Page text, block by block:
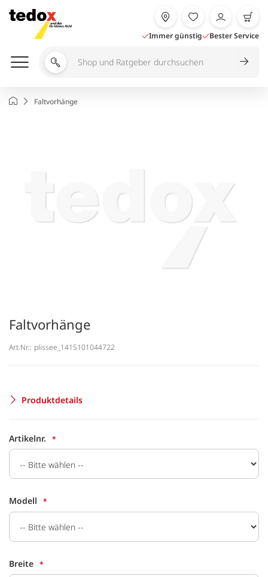
Inhalt
springen
Immer günstig Bester Service
Shop
durchsuchen
StartseiteFaltvorhänge
Faltvorhänge
Art.Nr.: plissee_1415101044722
Produktdetails
Artikelnr.
Modell
Breite